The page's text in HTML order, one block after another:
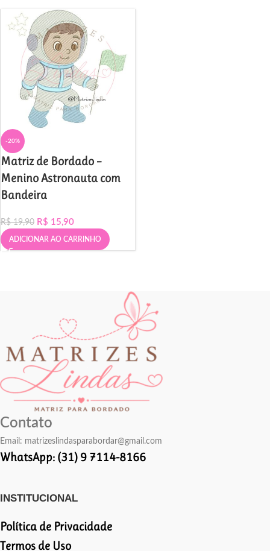
-20%
Matriz de Bordado –
Menino Astronauta com
Bandeira
R$19,90 R$ 15,90
ADICIONAR AO CARRINHO
Contato
Email: matrizeslindasparabordar@gmail.com
WhatsApp: (31) 9 7114-8166
INSTITUCIONAL
Política de Privacidade
Termos de Uso